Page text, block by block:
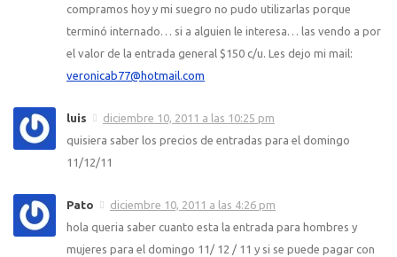
compramos hoy y mi suegro no pudo utilizarlas porque
terminó internado… si a alguien le interesa… las vendo a por
el valor de la entrada general $150 c/u. Les dejo mi mail:
veronicab77@hotmail.com
luis
diciembre 10, 2011 a las 10:25 pm
quisiera saber los precios de entradas para el domingo
11/12/11
Pato
diciembre 10, 2011 a las 4:26 pm
hola queria saber cuanto esta la entrada para hombres y
mujeres para el domingo 11/ 12 / 11 y si se puede pagar con